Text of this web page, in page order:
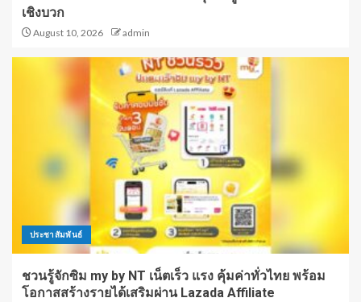
เชิงบวก
August 10, 2026 admin
ประชาสัมพันธ์
ชวนรู้จักซิม my by NT เน็ตเร็ว แรง คุ้มค่าทั่วไทย พร้อม
โอกาสสร้างรายได้เสริมผ่าน Lazada Affiliate